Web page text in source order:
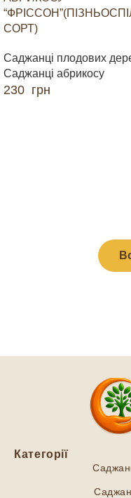
СОРТ)
Саджанці плодових
Саджанці абрикосу
230 грн
Категорії